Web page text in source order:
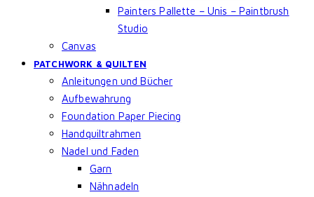
Painters Pallette – Unis – Paintbrush
Studio
Canvas
PATCHWORK & QUILTEN
Anleitungen und Bücher
Aufbewahrung
Foundation Paper Piecing
Handquiltrahmen
Nadel und Faden
Garn
Nähnadeln